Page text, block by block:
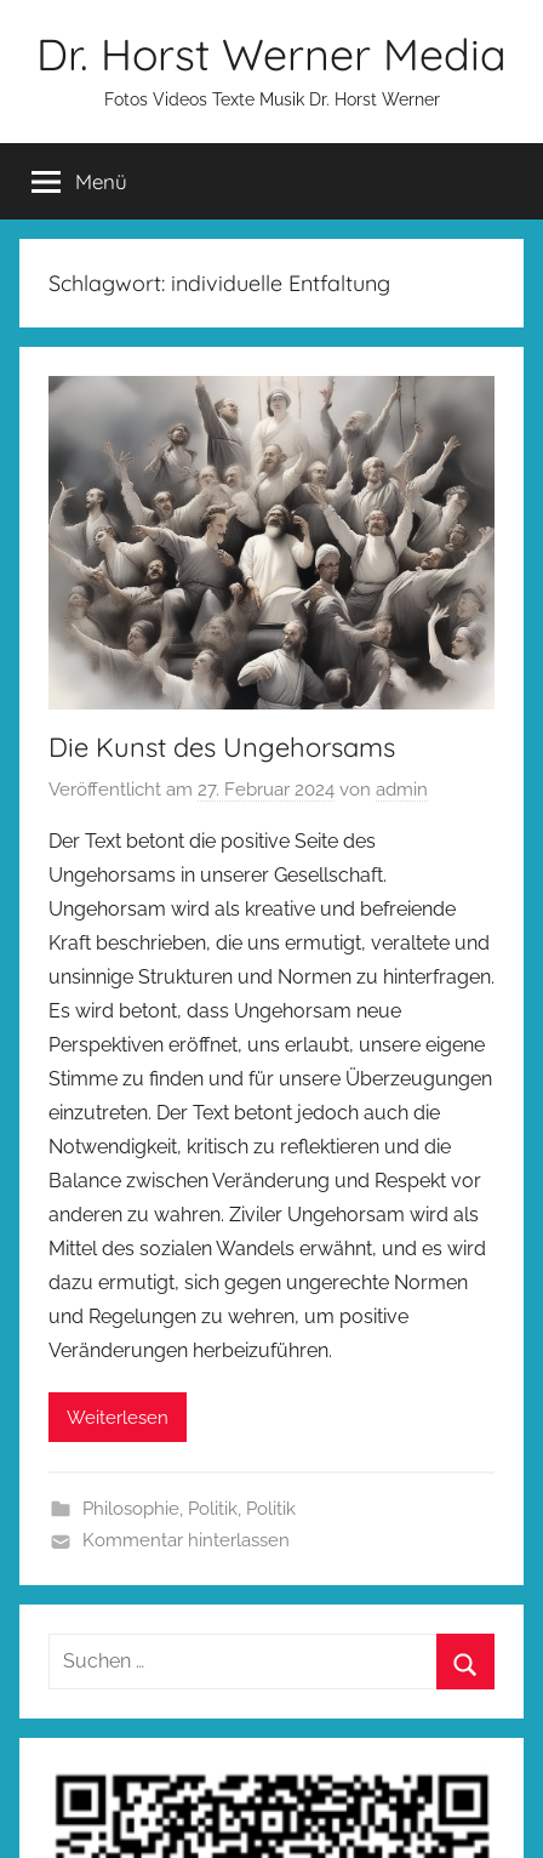
InhaltDr. Horst Werner Media
Fotos Videos Texte Musik Dr. Horst Werner
Menü
Schlagwort: individuelle Entfaltung
Die Kunst des Ungehorsams
Veröffentlicht am 27. Februar 2024 von admin
Der Text betont die positive Seite des
Ungehorsams in unserer Gesellschaft.
Ungehorsam wird als kreative und befreiende
Kraft beschrieben, die uns ermutigt, veraltete und
unsinnige Strukturen und Normen zu hinterfragen.
Es wird betont, dass Ungehorsam neue
Perspektiven eröffnet, uns erlaubt, unsere eigene
Stimme zu finden und für unsere Überzeugungen
einzutreten. Der Text betont jedoch auch die
Notwendigkeit, kritisch zu reflektieren und die
Balance zwischen Veränderung und Respekt vor
anderen zu wahren. Ziviler Ungehorsam wird als
Mittel des sozialen Wandels erwähnt, und es wird
dazu ermutigt, sich gegen ungerechte Normen
und Regelungen zu wehren, um positive
Veränderungen herbeizuführen.
Weiterlesen
Philosophie, Politik, Politik
Kommentar hinterlassen
Suchen